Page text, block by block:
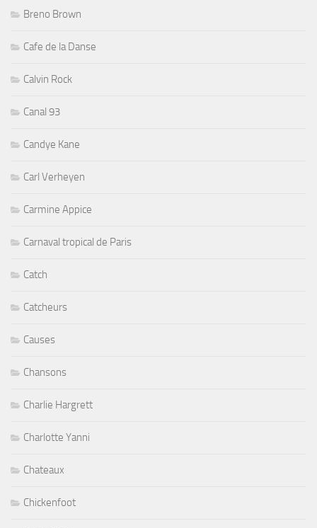
Breno Brown
Cafe de la Danse
Calvin Rock
Canal 93
Candye Kane
Carl Verheyen
Carmine Appice
Carnaval tropical de Paris
Catch
Catcheurs
Causes
Chansons
Charlie Hargrett
Charlotte Yanni
Chateaux
Chickenfoot